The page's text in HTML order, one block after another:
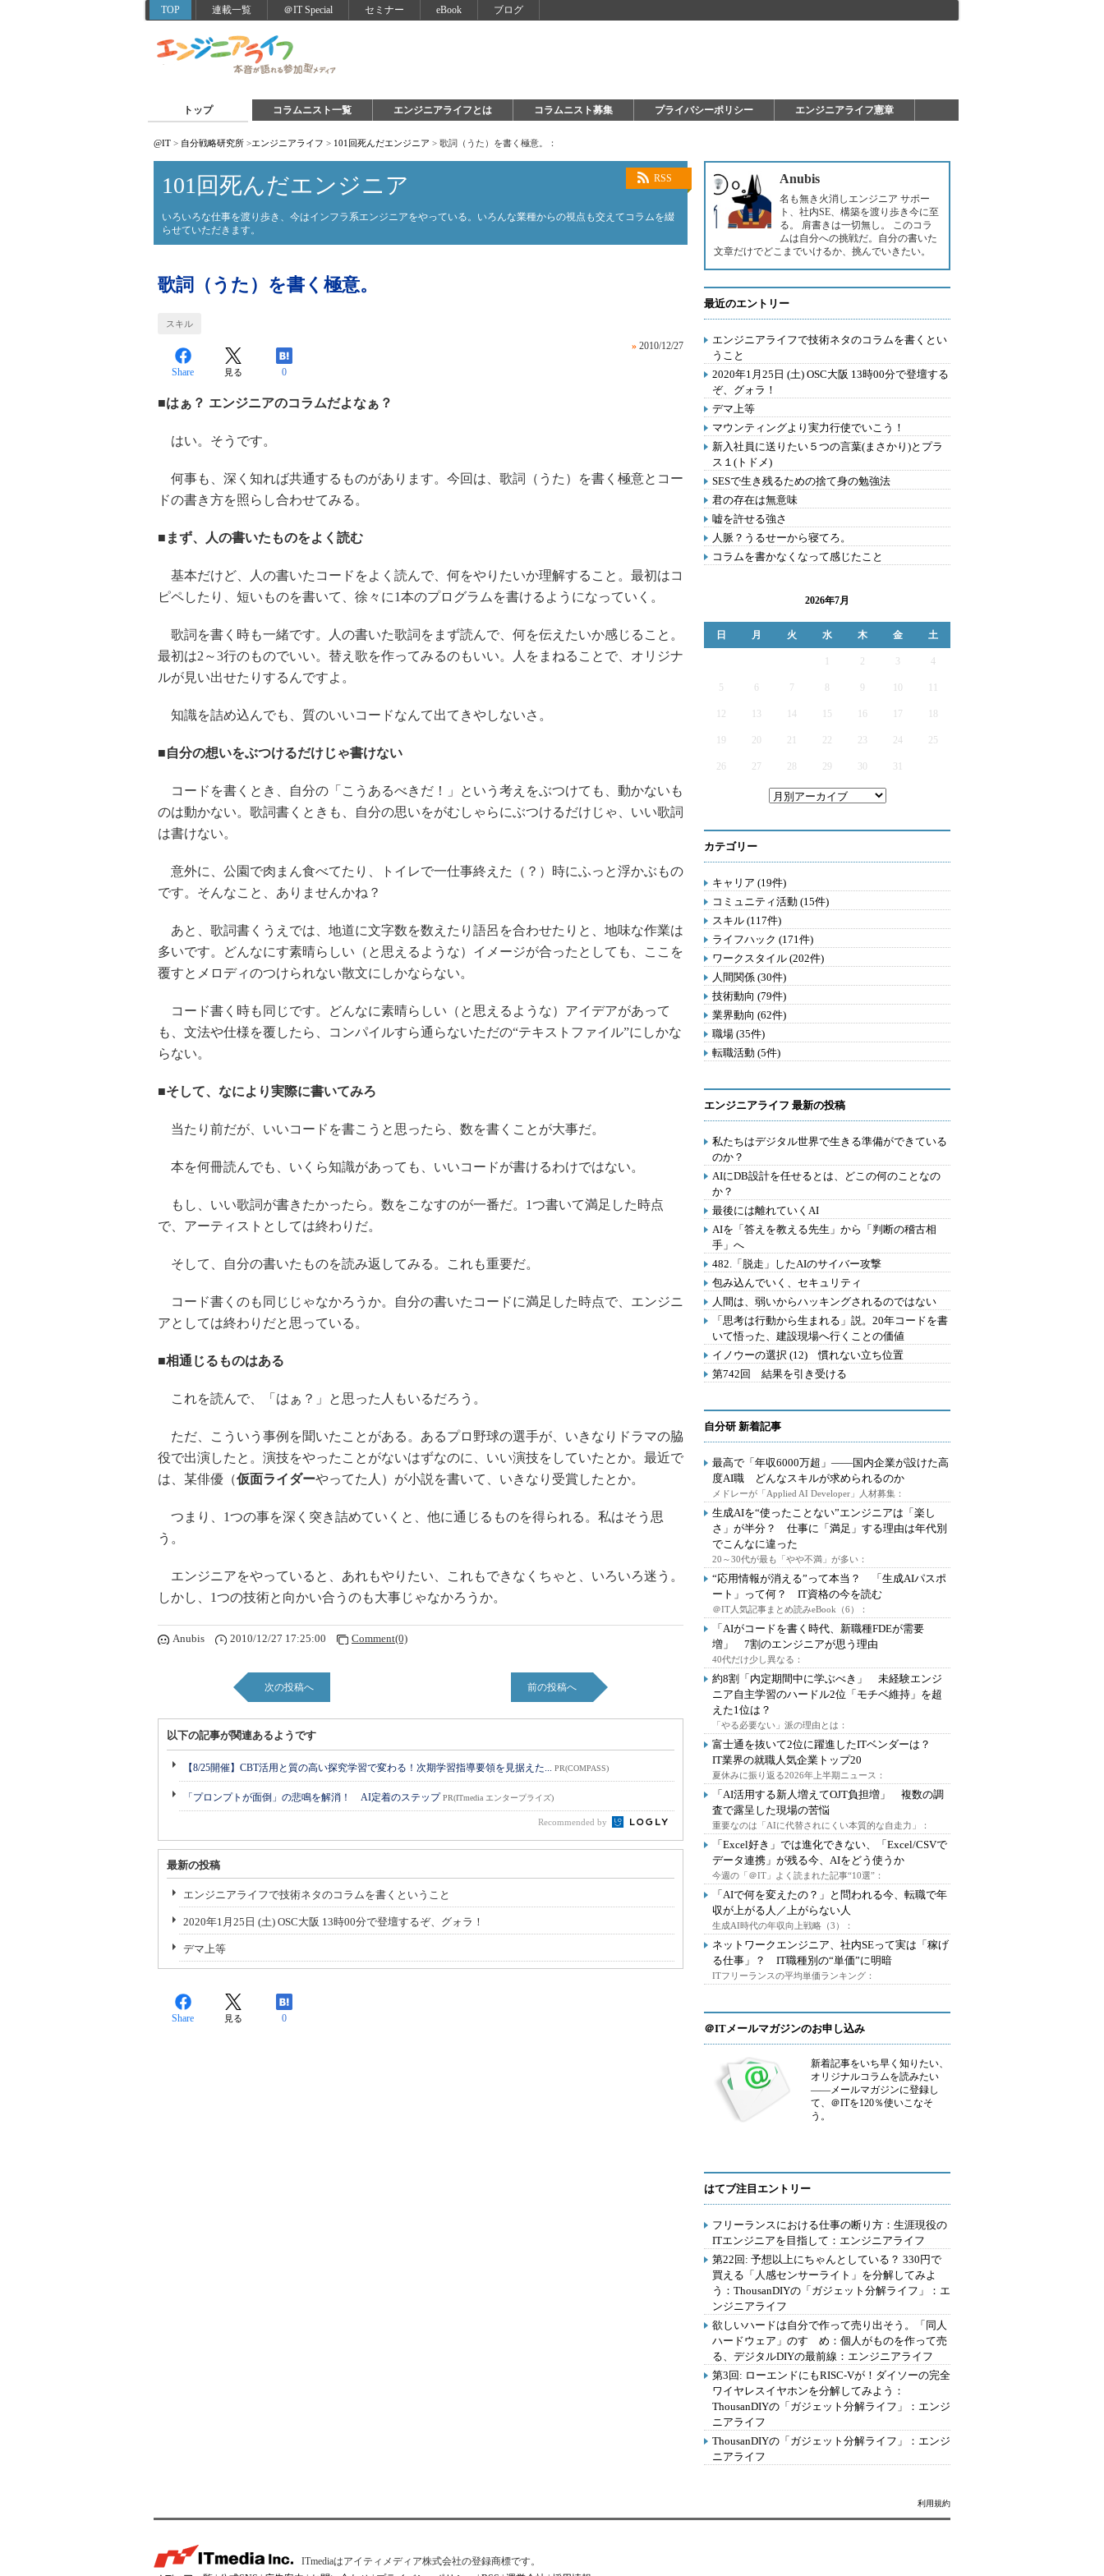
TOP 連載一覧 ＠IT Special セミナー eBook ブログ
トップ コラムニスト一覧 エンジニアライフとは コラムニスト募集 プライバシーポリシー エンジニアライフ憲章
@IT > 自分戦略研究所 >エンジニアライフ > 101回死んだエンジニア > 歌詞（うた）を書く極意。：
RSS
101回死んだエンジニア
いろいろな仕事を渡り歩き、今はインフラ系エンジニアをやっている。いろんな業種からの視点も交えてコラムを綴
らせていただきます。
歌詞（うた）を書く極意。
スキル
» 2010/12/27
Share 見る 0
■はぁ？ エンジニアのコラムだよなぁ？
はい。そうです。
何事も、深く知れば共通するものがあります。今回は、歌詞（うた）を書く極意とコー
ドの書き方を照らし合わせてみる。
■まず、人の書いたものをよく読む
基本だけど、人の書いたコードをよく読んで、何をやりたいか理解すること。最初はコ
ピペしたり、短いものを書いて、徐々に1本のプログラムを書けるようになっていく。
歌詞を書く時も一緒です。人の書いた歌詞をまず読んで、何を伝えたいか感じること。
最初は2～3行のものでいい。替え歌を作ってみるのもいい。人をまねることで、オリジナ
ルが見い出せたりするんですよ。
知識を詰め込んでも、質のいいコードなんて出てきやしないさ。
■自分の想いをぶつけるだけじゃ書けない
コードを書くとき、自分の「こうあるべきだ！」という考えをぶつけても、動かないも
のは動かない。歌詞書くときも、自分の思いをがむしゃらにぶつけるだけじゃ、いい歌詞
は書けない。
意外に、公園で肉まん食べてたり、トイレで一仕事終えた（？）時にふっと浮かぶもの
です。そんなこと、ありませんかね？
あと、歌詞書くうえでは、地道に文字数を数えたり語呂を合わせたりと、地味な作業は
多いです。どんなにす素晴らしい（と思えるような）イメージが合ったとしても、ここを
覆すとメロディのつけられない散文にしかならない。
コード書く時も同じです。どんなに素晴らしい（と思えるような）アイデアがあって
も、文法や仕様を覆したら、コンパイルすら通らないただの“テキストファイル”にしかな
らない。
■そして、なにより実際に書いてみろ
当たり前だが、いいコードを書こうと思ったら、数を書くことが大事だ。
本を何冊読んでも、いくら知識があっても、いいコードが書けるわけではない。
もし、いい歌詞が書きたかったら。数をこなすのが一番だ。1つ書いて満足した時点
で、アーティストとしては終わりだ。
そして、自分の書いたものを読み返してみる。これも重要だ。
コード書くのも同じじゃなかろうか。自分の書いたコードに満足した時点で、エンジニ
アとしては終わりだと思っている。
■相通じるものはある
これを読んで、「はぁ？」と思った人もいるだろう。
ただ、こういう事例を聞いたことがある。あるプロ野球の選手が、いきなりドラマの脇
役で出演したと。演技をやったことがないはずなのに、いい演技をしていたとか。最近で
は、某俳優（仮面ライダーやってた人）が小説を書いて、いきなり受賞したとか。
つまり、1つの事を深く突き詰めていくと、他に通じるものを得られる。私はそう思
う。
エンジニアをやっていると、あれもやりたい、これもできなくちゃと、いろいろ迷う。
しかし、1つの技術と向かい合うのも大事じゃなかろうか。
Anubis 2010/12/27 17:25:00 Comment(0)
次の投稿へ 前の投稿へ
以下の記事が関連あるようです
【8/25開催】CBT活用と質の高い探究学習で変わる！次期学習指導要領を見据えた... PR(COMPASS)
「プロンプトが面倒」の悲鳴を解消！ AI定着のステップPR(ITmedia エンタープライズ)
Recommended by
最新の投稿
エンジニアライフで技術ネタのコラムを書くということ
2020年1月25日 (土) OSC大阪 13時00分で登壇するぞ、グォラ！
デマ上等
Share 見る 0
Anubis
名も無き火消しエンジニア サポー
ト、社内SE、構築を渡り歩き今に至
る。 肩書きは一切無し。 このコラ
ムは自分への挑戦だ。自分の書いた
文章だけでどこまでいけるか、挑んでいきたい。
最近のエントリー
エンジニアライフで技術ネタのコラムを書くとい
うこと
2020年1月25日 (土) OSC大阪 13時00分で登壇する
ぞ、グォラ！
デマ上等
マウンティングより実力行使でいこう！
新入社員に送りたい５つの言葉(まさかり)とプラ
ス１(トドメ)
SESで生き残るための捨て身の勉強法
君の存在は無意味
嘘を許せる強さ
人脈？うるせーから寝てろ。
コラムを書かなくなって感じたこと
2026年7月
日 月 火 水 木 金 土
2 3 4
5 6 7 9
12 13 14 15 16 17
19 20 21 22 23 24 25
26 27 28 29 30 31
カテゴリー
キャリア (19件)
コミュニティ活動 (15件)
スキル (117件)
ライフハック (171件)
ワークスタイル (202件)
人間関係 (30件)
技術動向 (79件)
業界動向 (62件)
職場 (35件)
転職活動 (5件)
エンジニアライフ 最新の投稿
私たちはデジタル世界で生きる準備ができている
のか？
AIにDB設計を任せるとは、どこの何のことなの
か？
最後には離れていくAI
AIを「答えを教える先生」から「判断の稽古相
手」へ
482.「脱走」したAIのサイバー攻撃
包み込んでいく、セキュリティ
人間は、弱いからハッキングされるのではない
「思考は行動から生まれる」説。20年コードを書
いて悟った、建設現場へ行くことの価値
イノウーの選択 (12) 慣れない立ち位置
第742回 結果を引き受ける
自分研 新着記事
最高で「年収6000万超」――国内企業が設けた高
度AI職 どんなスキルが求められるのか
メドレーが「Applied AI Developer」人材募集：
生成AIを“使ったことない”エンジニアは「楽し
さ」が半分？ 仕事に「満足」する理由は年代別
でこんなに違った
20～30代が最も「やや不満」が多い：
“応用情報が消える”って本当？ 「生成AIパスポ
ート」って何？ IT資格の今を読む
＠IT人気記事まとめ読みeBook（6）：
「AIがコードを書く時代、新職種FDEが需要
増」 7割のエンジニアが思う理由
40代だけ少し異なる：
約8割「内定期間中に学ぶべき」 未経験エンジ
ニア自主学習のハードル2位「モチベ維持」を超
えた1位は？
「やる必要ない」派の理由とは：
富士通を抜いて2位に躍進したITベンダーは？
IT業界の就職人気企業トップ20
夏休みに振り返る2026年上半期ニュース：
「AI活用する新人増えてOJT負担増」 複数の調
査で露呈した現場の苦悩
重要なのは「AIに代替されにくい本質的な自走力」：
「Excel好き」では進化できない、「Excel/CSVで
データ連携」が残る今、AIをどう使うか
今週の「＠IT」よく読まれた記事“10選”：
「AIで何を変えたの？」と問われる今、転職で年
収が上がる人／上がらない人
生成AI時代の年収向上戦略（3）：
ネットワークエンジニア、社内SEって実は「稼げ
る仕事」？ IT職種別の“単価”に明暗
ITフリーランスの平均単価ランキング：
＠ITメールマガジンのお申し込み
新着記事をいち早く知りたい、
オリジナルコラムを読みたい
――メールマガジンに登録し
て、＠ITを120％使いこなそ
う。
はてブ注目エントリー
フリーランスにおける仕事の断り方：生涯現役の
ITエンジニアを目指して：エンジニアライフ
第22回: 予想以上にちゃんとしている？ 330円で
買える「人感センサーライト」を分解してみよ
う：ThousanDIYの「ガジェット分解ライフ」：エ
ンジニアライフ
欲しいハードは自分で作って売り出そう。「同人
ハードウェア」のすゝめ：個人がものを作って売
る、デジタルDIYの最前線：エンジニアライフ
第3回: ローエンドにもRISC-Vが！ダイソーの完全
ワイヤレスイヤホンを分解してみよう：
ThousanDIYの「ガジェット分解ライフ」：エンジ
ニアライフ
ThousanDIYの「ガジェット分解ライフ」：エンジ
ニアライフ
利用規約
ITmediaはアイティメディア株式会社の登録商標です。